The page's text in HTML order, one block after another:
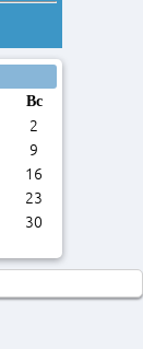
Вс
2
9
16
23
30